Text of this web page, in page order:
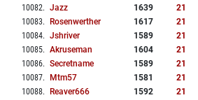
10082. Jazz 1639 21
10083. Rosenwerther 1617 21
10084. Jshriver 1589 21
10085. Akruseman 1604 21
10086. Secretname 1589 21
10087. Mtm57 1581 21
10088. Reaver666 1592 21